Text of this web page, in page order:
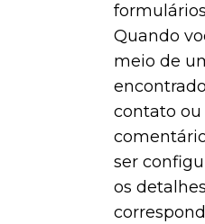
formulários
Quando
meio de
contato
ser
os